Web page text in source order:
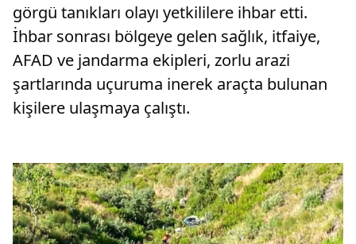
görgü tanıkları olayı yetkililere ihbar etti.
İhbar sonrası bölgeye gelen sağlık, itfaiye,
AFAD ve jandarma ekipleri, zorlu arazi
şartlarında uçuruma inerek araçta bulunan
kişilere ulaşmaya çalıştı.